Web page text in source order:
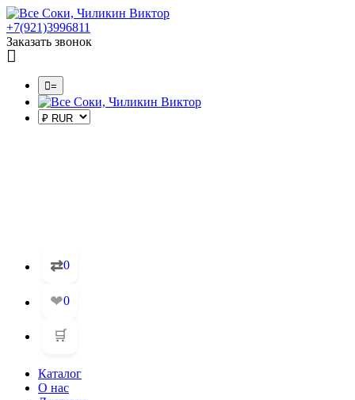
+7(921)3996811
Заказать звонок
=
⇄0
❤0
🛒
Каталог
О нас